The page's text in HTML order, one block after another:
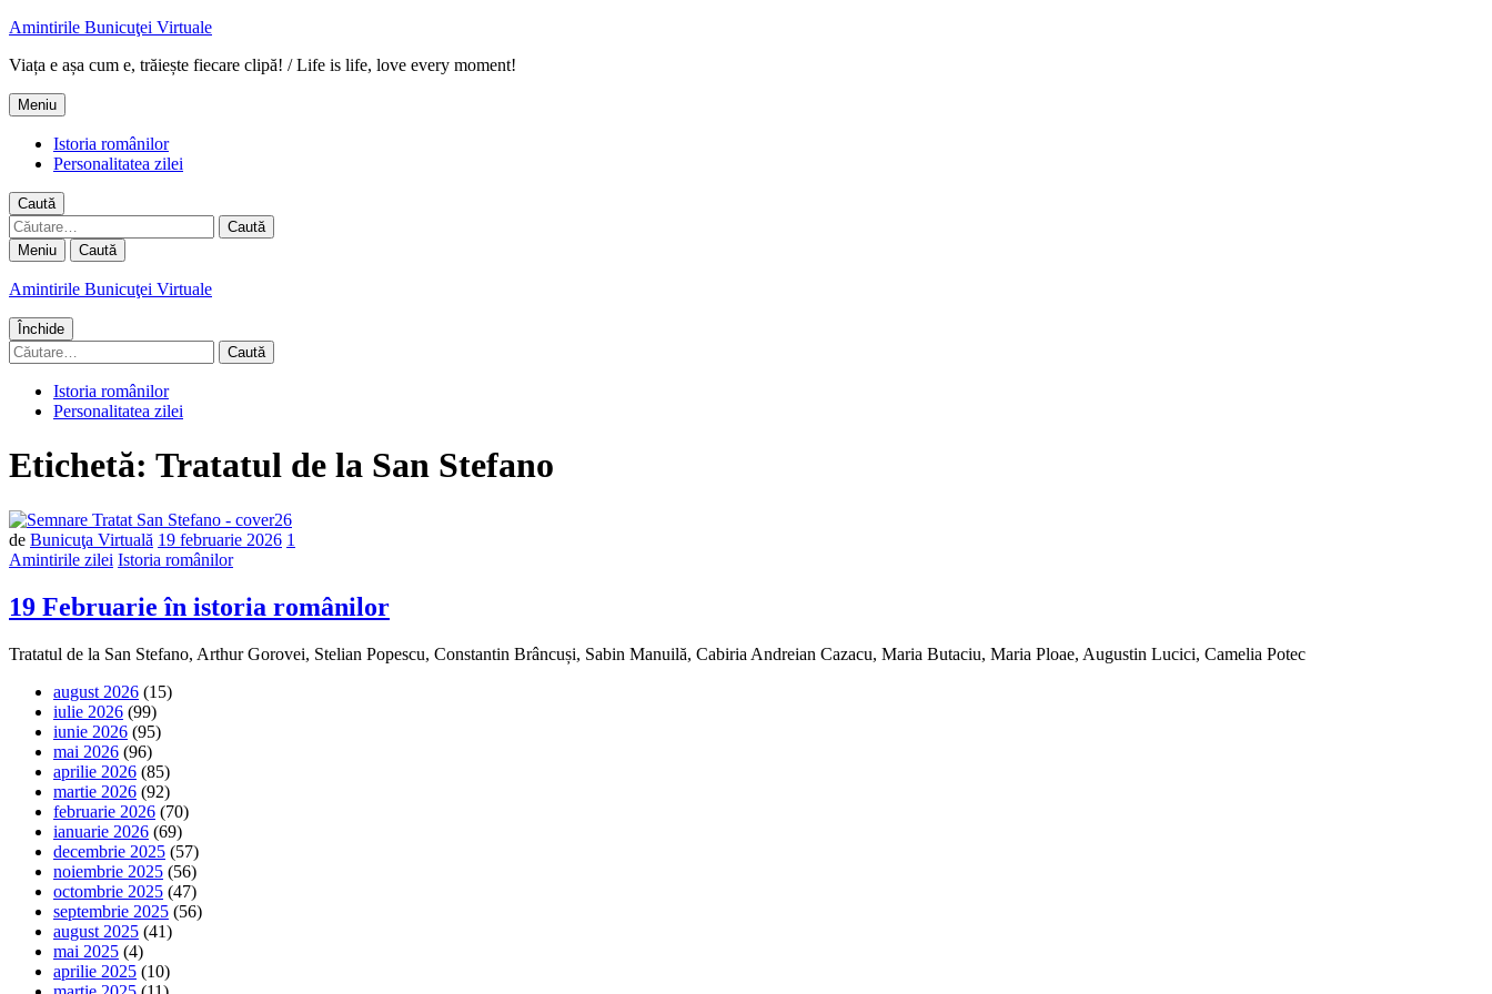
Amintirile Bunicuţei Virtuale
Viața e așa cum e, trăiește fiecare clipă! / Life is life, love every moment!
Meniu
Istoria românilor
Personalitatea zilei
Caută
Caută
după:
Meniu Caută
Amintirile Bunicuţei Virtuale
Închide
Caută
după:
Istoria românilor
Personalitatea zilei
Etichetă: Tratatul de la San Stefano
de Bunicuţa Virtuală 19 februarie 2026 1
Amintirile zilei Istoria românilor
19 Februarie în istoria românilor
Tratatul de la San Stefano, Arthur Gorovei, Stelian Popescu, Constantin Brâncuși, Sabin Manuilă, Cabiria Andreian Cazacu, Maria Butaciu, Maria Ploae, Augustin Lucici, Camelia Potec
august 2026 (15)
iulie 2026 (99)
iunie 2026 (95)
mai 2026 (96)
aprilie 2026 (85)
martie 2026 (92)
februarie 2026 (70)
ianuarie 2026 (69)
decembrie 2025 (57)
noiembrie 2025 (56)
octombrie 2025 (47)
septembrie 2025 (56)
august 2025 (41)
mai 2025 (4)
aprilie 2025 (10)